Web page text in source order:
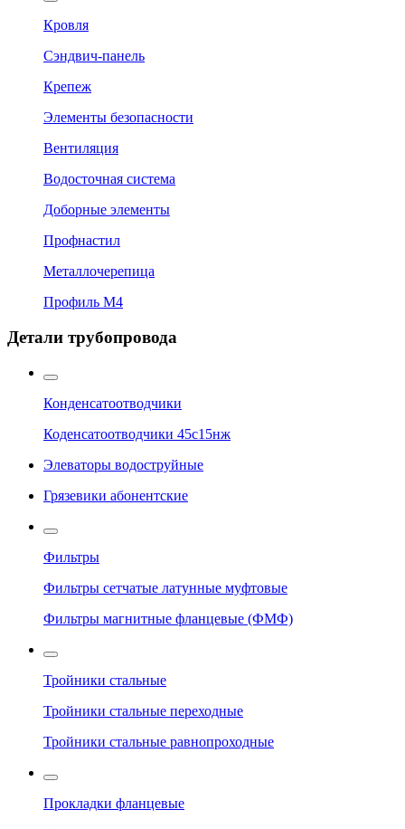
Кровля
Сэндвич-панель
Крепеж
Элементы безопасности
Вентиляция
Водосточная система
Доборные элементы
Профнастил
Металлочерепица
Профиль М4
Детали трубопровода
Конденсатоотводчики
Коденсатоотводчики 45с15нж
Элеваторы водоструйные
Грязевики абонентские
Фильтры
Фильтры сетчатые латунные муфтовые
Фильтры магнитные фланцевые (ФМФ)
Тройники стальные
Тройники стальные переходные
Тройники стальные равнопроходные
Прокладки фланцевые